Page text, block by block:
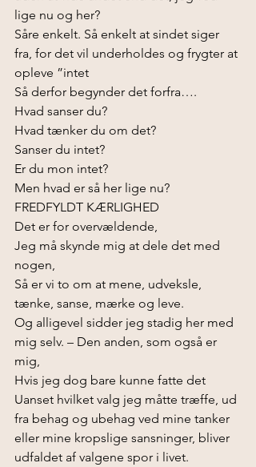
lige nu og her?
Såre enkelt. Så enkelt at sindet siger
fra, for det vil underholdes og frygter at
opleve ”intet
Så derfor begynder det forfra….
Hvad sanser du?
Hvad tænker du om det?
Sanser du intet?
Er du mon intet?
Men hvad er så her lige nu?
FREDFYLDT KÆRLIGHED
Det er for overvældende,
Jeg må skynde mig at dele det med
nogen,
Så er vi to om at mene, udveksle,
tænke, sanse, mærke og leve.
Og alligevel sidder jeg stadig her med
mig selv. – Den anden, som også er
mig,
Hvis jeg dog bare kunne fatte det
Uanset hvilket valg jeg måtte træffe, ud
fra behag og ubehag ved mine tanker
eller mine kropslige sansninger, bliver
udfaldet af valgene spor i livet.